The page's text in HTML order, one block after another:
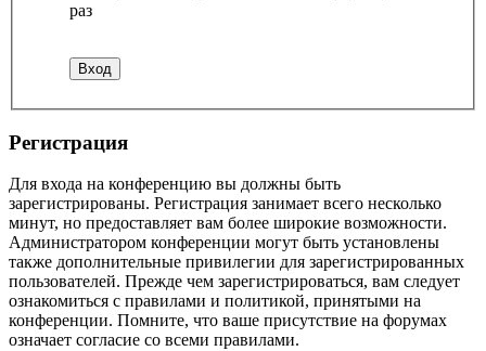
раз
Регистрация
Для входа на конференцию вы должны быть
зарегистрированы. Регистрация занимает всего несколько
минут, но предоставляет вам более широкие возможности.
Администратором конференции могут быть установлены
также дополнительные привилегии для зарегистрированных
пользователей. Прежде чем зарегистрироваться, вам следует
ознакомиться с правилами и политикой, принятыми на
конференции. Помните, что ваше присутствие на форумах
означает согласие со всеми правилами.